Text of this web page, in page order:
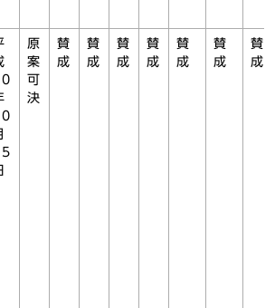
原
案
可
決
賛
成
賛
成
賛
成
賛
成
賛
成
賛
成
賛
成